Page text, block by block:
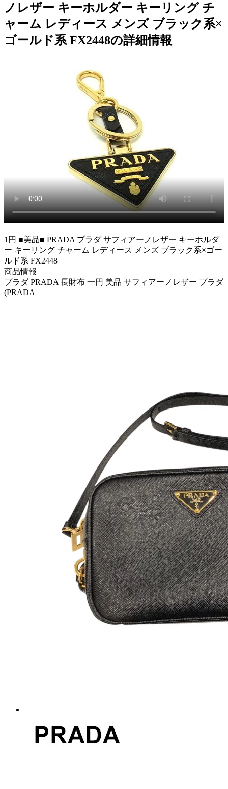
ノレザー キーホルダー キーリング チ
ャーム レディース メンズ ブラック系×
ゴールド系 FX2448の詳細情報
1円 ■美品■ PRADA プラダ サフィアーノレザー キーホルダ
ー キーリング チャーム レディース メンズ ブラック系×ゴー
ルド系 FX2448
商品情報
プラダ PRADA 長財布 一円 美品 サフィアーノレザー プラダ
(PRADA